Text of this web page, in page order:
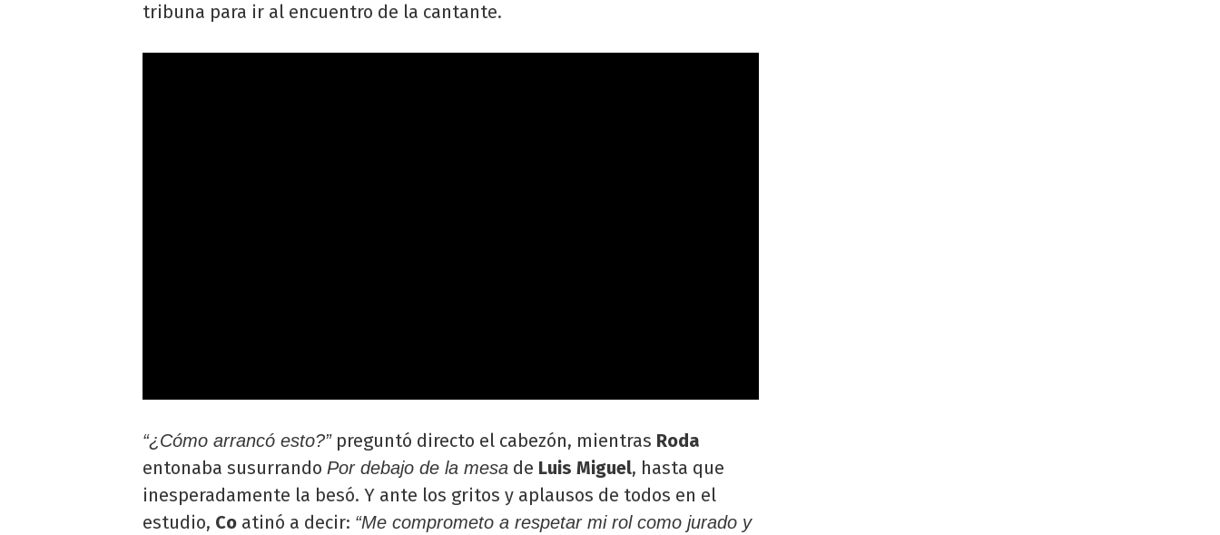
tribuna para ir al encuentro de la cantante.
“¿Cómo arrancó esto?”preguntó directo el cabezón, mientras Roda
entonaba susurrando Por debajo de la mesa de Luis Miguel, hasta que
inesperadamente la besó. Y ante los gritos y aplausos de todos en el
estudio, Co atinó a decir: “Me comprometo a respetar mi rol como jurado y